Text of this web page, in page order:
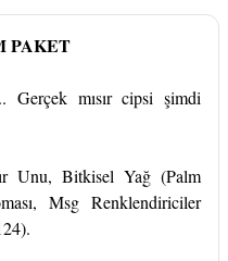
PAKET
Gerçek mısır cipsi şimdi
Unu, Bitkisel Yağ (Palm
Msg Renklendiriciler